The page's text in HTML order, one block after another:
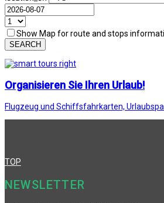
Show Map for route and stops
SEARCH
Organisieren Sie Ihren Urlaub!
Flugzeug und Schiffsfahrkarten,
TOP
NEWSLETTER